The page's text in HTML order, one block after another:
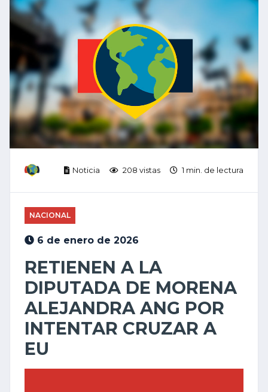
Noticia 208 vistas 1 min. de lectura
NACIONAL
6 de enero de 2026
RETIENEN A LA
DIPUTADA DE MORENA
ALEJANDRA ANG POR
INTENTAR CRUZAR A
EU